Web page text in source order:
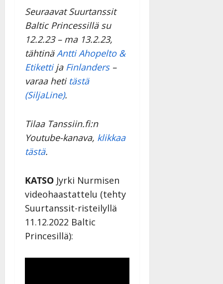
Seuraavat Suurtanssit
Baltic Princessillä su
12.2.23 – ma 13.2.23,
tähtinäAntti Ahopelto &
Etikettija Finlanders–
varaa heti tästä
(SiljaLine).
Tilaa Tanssiin.fi:n
Youtube-kanava, klikkaa
tästä.
KATSO Jyrki Nurmisen
videohaastattelu (tehty
Suurtanssit-risteilyllä
11.12.2022 Baltic
Princesillä):